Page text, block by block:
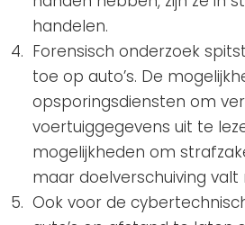
handelen.
Forensisch onderzoek
toe op auto’s. De
opsporingsdiensten om
voertuiggegevens uit te
mogelijkheden om
maar doelverschuiving valt
Ook voor de